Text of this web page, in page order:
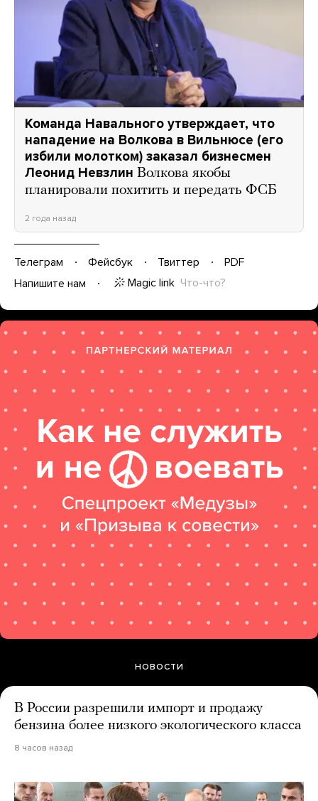
Команда Навального утверждает, что
нападение на Волкова в Вильнюсе (его
избили молотком) заказал бизнесмен
Леонид Невзлин Волкова якобы
планировали похитить и передать ФСБ
2 года назад
Телеграм Фейсбук Твиттер
PDF
Напишите нам
Magic link Что-что?
НОВОСТИ
В России разрешили импорт и продажу
бензина более низкого экологического класса
8 часов назад